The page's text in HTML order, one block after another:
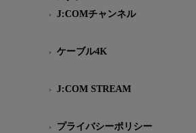
J:COMチャンネル
ケーブル4K
J:COM STREAM
プライバシーポリシー